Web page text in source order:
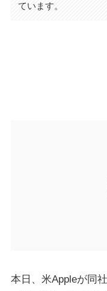
ています。
本日、米Appleが同